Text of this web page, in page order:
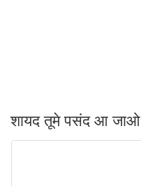
शायद तूमे पसंद आ जाओ